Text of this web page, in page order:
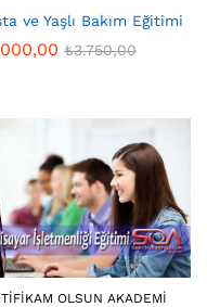
ve Yaşlı Bakım Eğitimi
₺3.750,00
OLSUN AKADEMI